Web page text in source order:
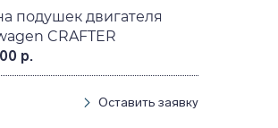
подушек двигателя
CRAFTER
р.
Оставить заявку